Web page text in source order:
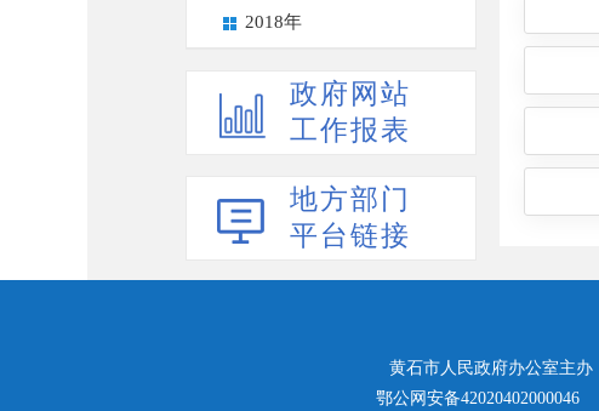
2018年
政府网站
工作报表
地方部门
平台链接
黄石市人民政府办公室主办
鄂公网安备42020402000046